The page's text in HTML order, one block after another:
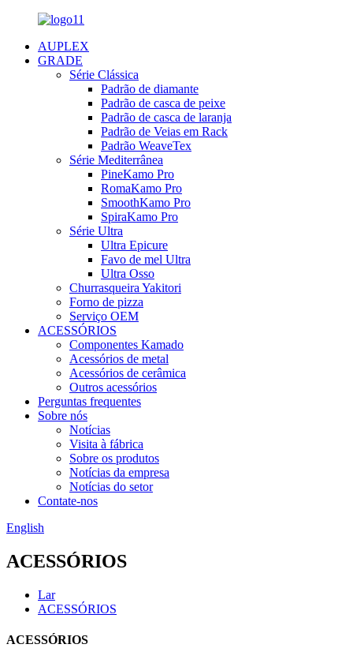
AUPLEX
GRADE
Série Clássica
Padrão de diamante
Padrão de casca de peixe
Padrão de casca de laranja
Padrão de Veias em Rack
Padrão WeaveTex
Série Mediterrânea
PineKamo Pro
RomaKamo Pro
SmoothKamo Pro
SpiraKamo Pro
Série Ultra
Ultra Epicure
Favo de mel Ultra
Ultra Osso
Churrasqueira Yakitori
Forno de pizza
Serviço OEM
ACESSÓRIOS
Componentes Kamado
Acessórios de metal
Acessórios de cerâmica
Outros acessórios
Perguntas frequentes
Sobre nós
Notícias
Visita à fábrica
Sobre os produtos
Notícias da empresa
Notícias do setor
Contate-nos
English
ACESSÓRIOS
Lar
ACESSÓRIOS
ACESSÓRIOS